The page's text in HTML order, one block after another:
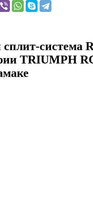
система
TRIUMPH